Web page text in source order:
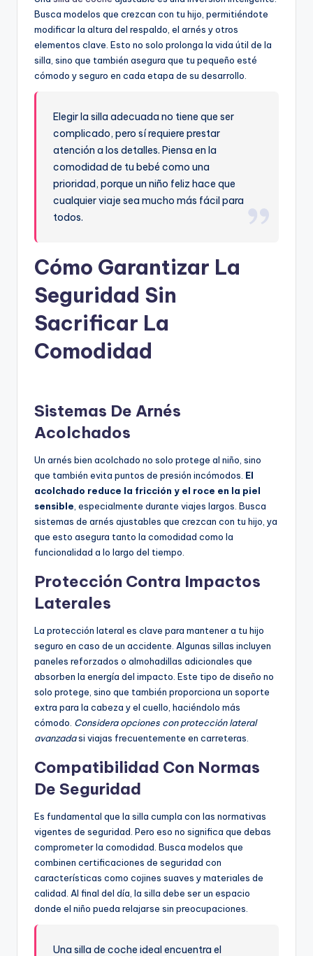
Busca modelos que crezcan con tu hijo, permitiéndote
modificar la altura del respaldo, el arnés y otros
elementos clave. Esto no solo prolonga la vida útil de la
silla, sino que también asegura que tu pequeño esté
cómodo y seguro en cada etapa de su desarrollo.
Elegir la silla adecuada no tiene que ser
complicado, pero sí requiere prestar
atención a los detalles. Piensa en la
comodidad de tu bebé como una
prioridad, porque un niño feliz hace que
cualquier viaje sea mucho más fácil para
todos.
Cómo Garantizar La
Seguridad Sin
Sacrificar La
Comodidad
Sistemas De Arnés
Acolchados
Un arnés bien acolchado no solo protege al niño, sino
que también evita puntos de presión incómodos. El
acolchado reduce la fricción y el roce en la piel
sensible , especialmente durante viajes largos. Busca
sistemas de arnés ajustables que crezcan con tu hijo, ya
que esto asegura tanto la comodidad como la
funcionalidad a lo largo del tiempo.
Protección Contra Impactos
Laterales
La protección lateral es clave para mantener a tu hijo
seguro en caso de un accidente. Algunas sillas incluyen
paneles reforzados o almohadillas adicionales que
absorben la energía del impacto. Este tipo de diseño no
solo protege, sino que también proporciona un soporte
extra para la cabeza y el cuello, haciéndolo más
cómodo. Considera opciones con protección lateral
avanzadasi viajas frecuentemente en carreteras.
Compatibilidad Con Normas
De Seguridad
Es fundamental que la silla cumpla con las normativas
vigentes de seguridad. Pero eso no significa que debas
comprometer la comodidad. Busca modelos que
combinen certificaciones de seguridad con
características como cojines suaves y materiales de
calidad. Al final del día, la silla debe ser un espacio
donde el niño pueda relajarse sin preocupaciones.
Una silla de coche ideal encuentra el